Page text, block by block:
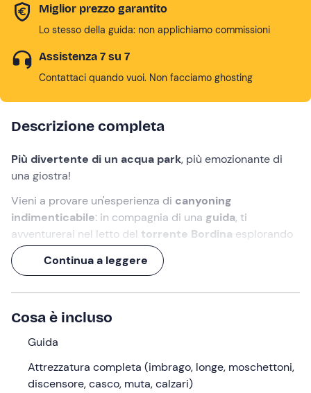
Miglior prezzo garantito
Lo stesso della guida: non applichiamo commissioni
Assistenza 7 su 7
Contattaci quando vuoi. Non facciamo ghosting
Descrizione completa
Più divertente di un acqua park, più emozionante di
una giostra!
Vieni a provare un'esperienza di canyoning
indimenticabile: in compagnia di una guida, ti
avventurerai nel letto del torrente Bordina esplorando
lo scenario naturale dellaValle di San Lucano
delle
Dolomiti Bellunesi.
Un percorso di circa 4 ore tra incredibilicalate in
Cosa faremo
L'appuntamento è nel punto di ritrovo in località
Col di
nel comune di Taibon Agordino (BL). Ad attenderci
Continua a leggere
Cosa è incluso
Guida
Attrezzatura completa (imbrago, longe, moschettoni,
discensore, casco, muta, calzari)